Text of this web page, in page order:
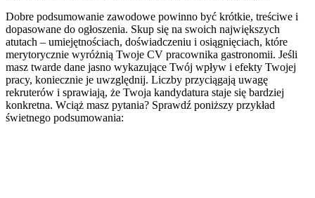
Dobre podsumowanie zawodowe powinno być krótkie, treściwe i
dopasowane do ogłoszenia. Skup się na swoich największych
atutach – umiejętnościach, doświadczeniu i osiągnięciach, które
merytorycznie wyróżnią Twoje CV pracownika gastronomii. Jeśli
masz twarde dane jasno wykazujące Twój wpływ i efekty Twojej
pracy, koniecznie je uwzględnij. Liczby przyciągają uwagę
rekruterów i sprawiają, że Twoja kandydatura staje się bardziej
konkretna. Wciąż masz pytania? Sprawdź poniższy przykład
świetnego podsumowania: